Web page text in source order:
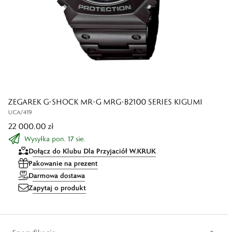
ZEGAREK G-SHOCK MR-G MRG-B2100 SERIES KIGUMI
UCA/419
22 000,00 zł
Wysyłka pon. 17 sie.
Dołącz do Klubu Dla Przyjaciół W.KRUK
Pakowanie na prezent
Darmowa dostawa
Zapytaj o produkt